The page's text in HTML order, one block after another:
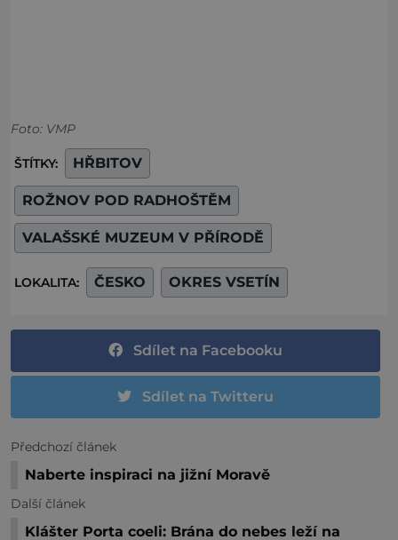
Foto: VMP
ŠTÍTKY: HŘBITOV
ROŽNOV POD RADHOŠTĚM
VALAŠSKÉ MUZEUM V PŘÍRODĚ
LOKALITA: ČESKO OKRES VSETÍN
Sdílet na Facebooku
Sdílet na Twitteru
Předchozí článek
Naberte inspiraci na jižní Moravě
Další článek
Klášter Porta coeli: Brána do nebes leží na